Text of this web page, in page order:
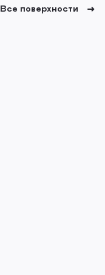
Все поверхности